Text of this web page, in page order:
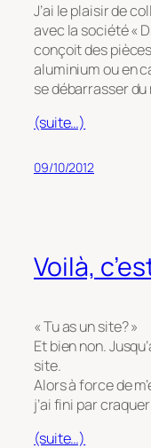
J’ai le plaisir de
avec la société «
conçoit des
aluminium ou en
se débarrasser
(suite…)
09/10/2012
Voilà,
« Tu as un site? »
Et bien non.
site.
Alors à force de
j’ai fini par
(suite…)